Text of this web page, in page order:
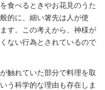
食べるときやお花見のうた
的に、細い箸先は人が使
す。この考えから、神様が
ない行為とされているので
触れていた部分で料理を取
う科学的な理由も存在しま